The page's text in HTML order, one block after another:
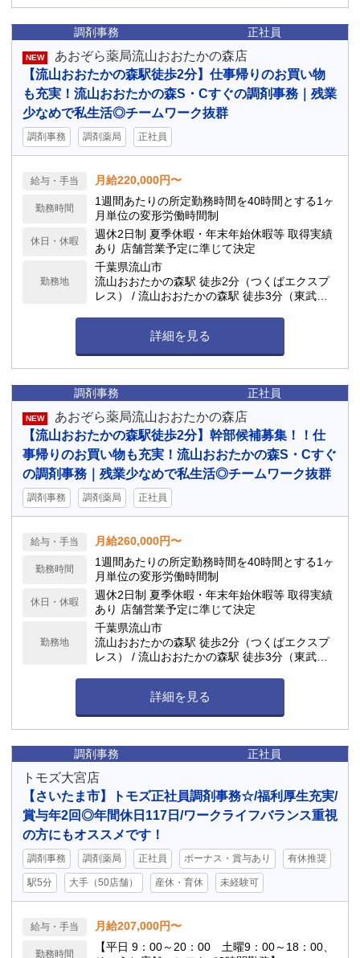
調剤事務 正社員
NEW
あおぞら薬局流山おおたかの森店
【流山おおたかの森駅徒歩2分】仕事帰りのお買い物
も充実！流山おおたかの森S・Cすぐの調剤事務｜残業
少なめで私生活◎チームワーク抜群
調剤事務 調剤薬局 正社員
給与・手当 月給220,000円〜
勤務時間
1週間あたりの所定勤務時間を40時間とする1ヶ
月単位の変形労働時間制
休日・休暇
週休2日制 夏季休暇・年末年始休暇等 取得実績
あり 店舗営業予定に準じて決定
勤務地
千葉県流山市
流山おおたかの森駅 徒歩2分（つくばエクスプ
レス） / 流山おおたかの森駅 徒歩3分（東武ア
詳細を見る
調剤事務 正社員
NEW
あおぞら薬局流山おおたかの森店
【流山おおたかの森駅徒歩2分】幹部候補募集！！仕
事帰りのお買い物も充実！流山おおたかの森S・Cすぐ
の調剤事務｜残業少なめで私生活◎チームワーク抜群
調剤事務 調剤薬局 正社員
給与・手当 月給260,000円〜
勤務時間
1週間あたりの所定勤務時間を40時間とする1ヶ
月単位の変形労働時間制
休日・休暇
週休2日制 夏季休暇・年末年始休暇等 取得実績
あり 店舗営業予定に準じて決定
勤務地
千葉県流山市
流山おおたかの森駅 徒歩2分（つくばエクスプ
レス） / 流山おおたかの森駅 徒歩3分（東武ア
詳細を見る
調剤事務 正社員
トモズ大宮店
【さいたま市】トモズ正社員調剤事務☆/福利厚生充実/
賞与年2回◎年間休日117日/ワークライフバランス重視
の方にもオススメです！
調剤事務 調剤薬局 正社員 ボーナス・賞与あり 有休推奨
駅5分 大手（50店舗） 産休・育休 未経験可
給与・手当 月給207,000円〜
勤務時間
【平日 9：00～20：00 土曜9：00～18：00、